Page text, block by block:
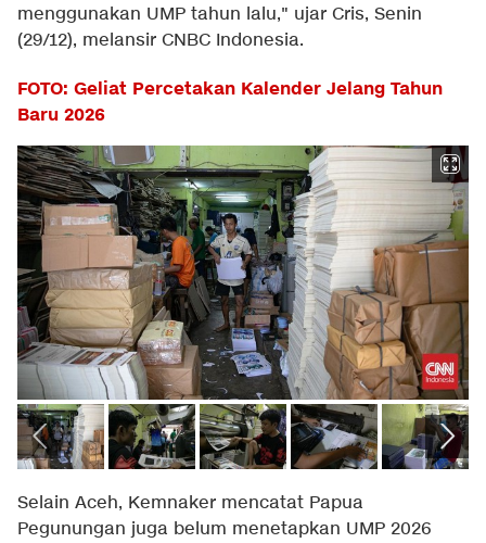
menggunakan UMP tahun lalu," ujar Cris, Senin
(29/12), melansir CNBC Indonesia.
FOTO: Geliat Percetakan Kalender Jelang Tahun
Baru 2026
Selain Aceh, Kemnaker mencatat Papua
Pegunungan juga belum menetapkan UMP 2026